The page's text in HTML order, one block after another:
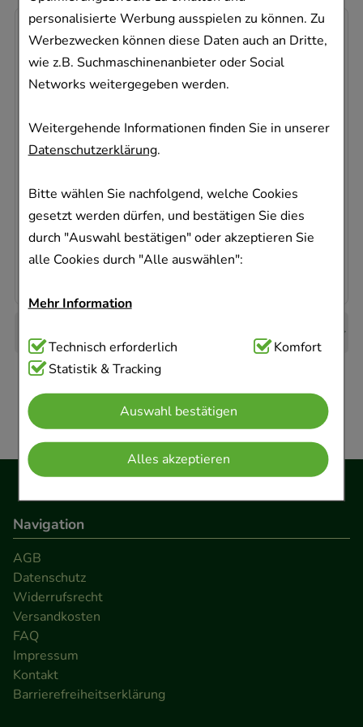
personalisierte Werbung ausspielen zu können. Zu
Werbezwecken können diese Daten auch an Dritte,
wie z.B. Suchmaschinenanbieter oder Social
Networks weitergegeben werden.
Weitergehende Informationen finden Sie in unserer
Datenschutzerklärung.
Bitte wählen Sie nachfolgend, welche Cookies
gesetzt werden dürfen, und bestätigen Sie dies
durch "Auswahl bestätigen" oder akzeptieren Sie
alle Cookies durch "Alle auswählen":
Mehr Information
Technisch Notwendig:Hierbei handelt es sich um
Cookies, die für die Grundfunktionen unserer
Website notwendig sind (z.B. Navigation,
Warenkorb, Kundenkonto), weshalb auf diese nicht
verzichtet werden kann.
Komfort:Diese Cookies werden genutzt um das
Einkaufserlebnis noch ansprechender zu gestalten,
beispielsweise für die Wiedererkennung des
Besuchers oder unsere Seite an bevorzugte
Verhaltensweisen (z.B. Spracheinstellung)
anzupassen. Komfort-Cookies ermöglichen es uns
auch auf Ihre Bedürfnisse zugeschrittene Inhalte
anzuzeigen und unser Partnerprogramm zu
betreiben.
Statistik & Tracking:Hierüber lassen sich
Technisch erforderlich
Komfort
Statistik & Tracking
Auswahl bestätigen
Alles akzeptieren
VIDISIC Augengel
10g
Augengel
Sofort lieferbar
7,57 €¹
AVP:11,32 €²
757,00 €pro 1 kg
-33%
Anzeige Seite 1 von 1 (6 Artikel)
Navigation
AGB
Datenschutz
Widerrufsrecht
Versandkosten
FAQ
Impressum
Kontakt
Barrierefreiheitserklärung